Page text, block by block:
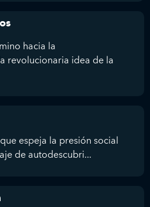
hacia la
revolucionaria idea de la
espeja la presión social
de autodescubri...